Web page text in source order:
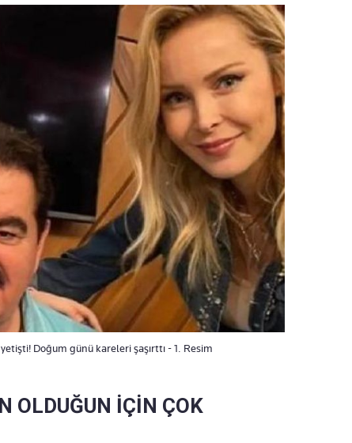
Doğum günü kareleri şaşırttı - 1. Resim
OLDUĞUN İÇİN ÇOK